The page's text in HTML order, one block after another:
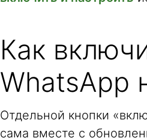
Как
WhatsApp
Отдельной кнопки
сама вместе с